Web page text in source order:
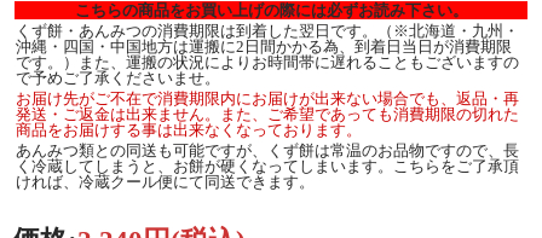
こちらの商品をお買い上げの際には必ずお読み下さい。
くず餅・あんみつの消費期限は到着した翌日です。（※北海道・九州・
沖縄・四国・中国地方は運搬に2日間かかる為、到着日当日が消費期限
です。）また、運搬の状況によりお時間帯に遅れることもございますの
で予めご了承くださいませ。
お届け先がご不在で消費期限内にお届けが出来ない場合でも、返品・再
発送・ご返金は出来ません。また、ご希望であっても消費期限の切れた
商品をお届けする事は出来なくなっております。
あんみつ類との同送も可能ですが、くず餅は常温のお品物ですので、長
く冷蔵してしまうと、お餅が硬くなってしまいます。こちらをご了承頂
ければ、冷蔵クール便にて同送できます。